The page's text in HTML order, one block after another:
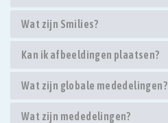
Wat zijn Smilies?
Kan ik afbeeldingen plaatsen?
Wat zijn globale mededelingen?
Wat zijn mededelingen?